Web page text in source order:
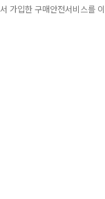
우스의 여정을 한국
가입한 구매안전서비스를